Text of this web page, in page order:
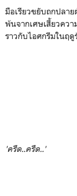
มือเรียวขยับถกปลา
พ้นจากเศษเสี้ยวคว
ราวกับไอศกรีมในฤดู
'ครืด..ครืด..'